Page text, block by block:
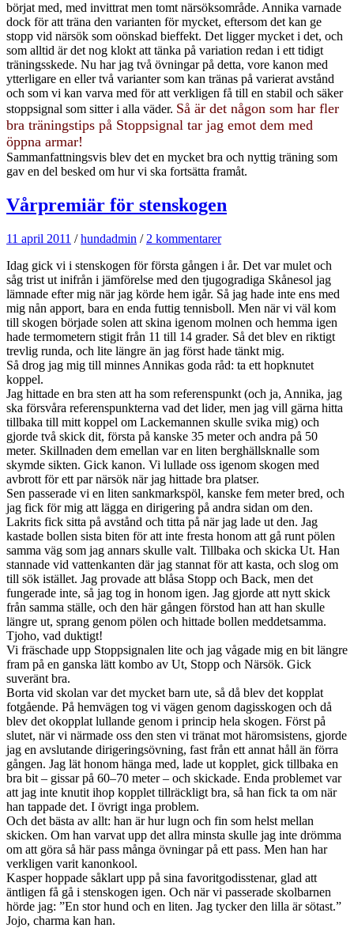
börjat med, med invittrat men tomt närsöksområde. Annika varnade
dock för att träna den varianten för mycket, eftersom det kan ge
stopp vid närsök som oönskad bieffekt. Det ligger mycket i det, och
som alltid är det nog klokt att tänka på variation redan i ett tidigt
träningsskede. Nu har jag två övningar på detta, vore kanon med
ytterligare en eller två varianter som kan tränas på varierat avstånd
och som vi kan varva med för att verkligen få till en stabil och säker
stoppsignal som sitter i alla väder. Så är det någon som har fler
bra träningstips på Stoppsignal tar jag emot dem med
öppna armar!
Sammanfattningsvis blev det en mycket bra och nyttig träning som
gav en del besked om hur vi ska fortsätta framåt.
Vårpremiär för stenskogen
11 april 2011 /hundadmin / 2 kommentarer
Idag gick vi i stenskogen för första gången i år. Det var mulet och
såg trist ut inifrån i jämförelse med den tjugogradiga Skånesol jag
lämnade efter mig när jag körde hem igår. Så jag hade inte ens med
mig nån apport, bara en enda futtig tennisboll. Men när vi väl kom
till skogen började solen att skina igenom molnen och hemma igen
hade termometern stigit från 11 till 14 grader. Så det blev en riktigt
trevlig runda, och lite längre än jag först hade tänkt mig.
Så drog jag mig till minnes Annikas goda råd: ta ett hopknutet
koppel.
Jag hittade en bra sten att ha som referenspunkt (och ja, Annika, jag
ska försvåra referenspunkterna vad det lider, men jag vill gärna hitta
tillbaka till mitt koppel om Lackemannen skulle svika mig) och
gjorde två skick dit, första på kanske 35 meter och andra på 50
meter. Skillnaden dem emellan var en liten berghällsknalle som
skymde sikten. Gick kanon. Vi lullade oss igenom skogen med
avbrott för ett par närsök när jag hittade bra platser.
Sen passerade vi en liten sankmarkspöl, kanske fem meter bred, och
jag fick för mig att lägga en dirigering på andra sidan om den.
Lakrits fick sitta på avstånd och titta på när jag lade ut den. Jag
kastade bollen sista biten för att inte fresta honom att gå runt pölen
samma väg som jag annars skulle valt. Tillbaka och skicka Ut. Han
stannade vid vattenkanten där jag stannat för att kasta, och slog om
till sök istället. Jag provade att blåsa Stopp och Back, men det
fungerade inte, så jag tog in honom igen. Jag gjorde att nytt skick
från samma ställe, och den här gången förstod han att han skulle
längre ut, sprang genom pölen och hittade bollen meddetsamma.
Tjoho, vad duktigt!
Vi fräschade upp Stoppsignalen lite och jag vågade mig en bit längre
fram på en ganska lätt kombo av Ut, Stopp och Närsök. Gick
suveränt bra.
Borta vid skolan var det mycket barn ute, så då blev det kopplat
fotgående. På hemvägen tog vi vägen genom dagisskogen och då
blev det okopplat lullande genom i princip hela skogen. Först på
slutet, när vi närmade oss den sten vi tränat mot häromsistens, gjorde
jag en avslutande dirigeringsövning, fast från ett annat håll än förra
gången. Jag lät honom hänga med, lade ut kopplet, gick tillbaka en
bra bit – gissar på 60–70 meter – och skickade. Enda problemet var
att jag inte knutit ihop kopplet tillräckligt bra, så han fick ta om när
han tappade det. I övrigt inga problem.
Och det bästa av allt: han är hur lugn och fin som helst mellan
skicken. Om han varvat upp det allra minsta skulle jag inte drömma
om att göra så här pass många övningar på ett pass. Men han har
verkligen varit kanonkool.
Kasper hoppade såklart upp på sina favoritgodisstenar, glad att
äntligen få gå i stenskogen igen. Och när vi passerade skolbarnen
hörde jag: ”En stor hund och en liten. Jag tycker den lilla är sötast.”
Jojo, charma kan han.